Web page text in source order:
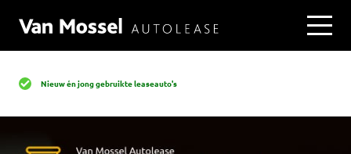
Nieuw én jong gebruikte leaseauto's